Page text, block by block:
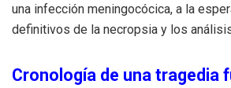
una infección meningocócica, a la
definitivos de la necropsia y los
Cronología de una tragedia